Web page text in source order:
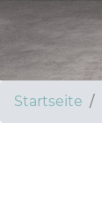
Startseite